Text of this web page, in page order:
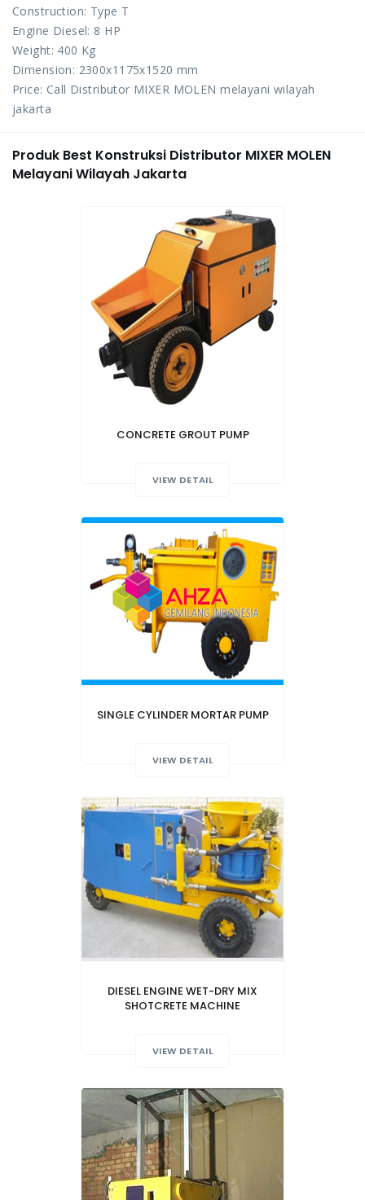
Construction: Type T
Engine Diesel: 8 HP
Weight: 400 Kg
Dimension: 2300x1175x1520 mm
Price: Call Distributor MIXER MOLEN melayani wilayah
jakarta
Produk Best Konstruksi Distributor MIXER MOLEN
Melayani Wilayah Jakarta
CONCRETE GROUT PUMP
VIEW DETAIL
SINGLE CYLINDER MORTAR PUMP
VIEW DETAIL
DIESEL ENGINE WET-DRY MIX
SHOTCRETE MACHINE
VIEW DETAIL